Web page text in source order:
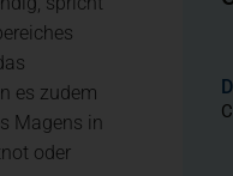
es zudem
Magens in
oder